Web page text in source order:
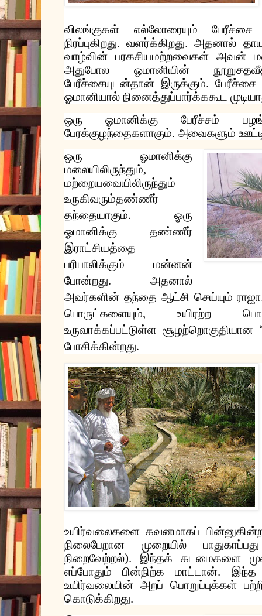
விலங்குகள் எல்லோரையும்
பேரீச்சை
நிரப்புகிறது.வளர்க்கிறது.அதனால்
வாழ்வின் பரகசியமற்றவைகள் அவன்
அதுபோல
ஓமானியின்
பேரீச்சையுடன்தான் இருக்கும்.பேரீச்சை
ஓமானியால் நினைத்துப்பார்க்ககூட
ஒரு
ஓமானிக்கு பேரீச்சம்
பேரக்குழந்தைகளாகும். அவைகளும்
ஒரு
ஓமானிக்கு
மலையிலிருந்தும்,
மற்றையவையிலிருந்தும்
உருகிவரும்தண்ணீர்
தந்தையாகும்.ஓரு
ஓமானிக்கு
தண்ணீர்
இராட்சியத்தை
பரிபாலிக்கும்
மன்னன்
போன்றது.அதனால்
அவர்களின் தந்தை ஆட்சி செய்யும் ராஜா
பொருட்களையும்,உயிரற்ற
உருவாக்கப்பட்டுள்ள சூழற்றொகுதியான
போசிக்கின்றது.
உயிர்வலைகளை கவனமாகப்
நிலைபேறான
முறையில்
பாதுகாப்பது
நிறைவேற்றல்). இந்தக் கடமைகளை
எப்போதும்
பின்நிற்க மாட்டான். இந்த
உயிர்வலையின் அறப் பொறுப்புக்கள்
கொடுக்கிறது.